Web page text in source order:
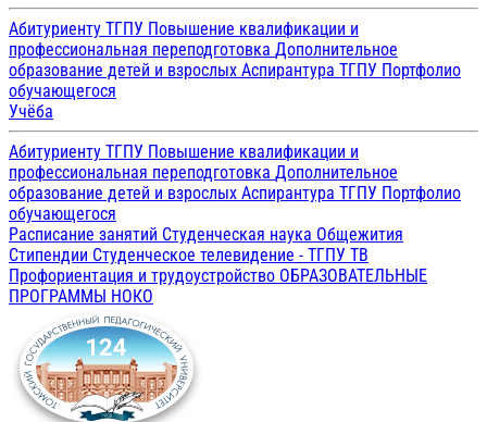
Абитуриенту ТГПУ Повышение квалификации и
профессиональная переподготовка Дополнительное
образование детей и взрослых Аспирантура ТГПУ Портфолио
обучающегося
Учёба
Абитуриенту ТГПУ Повышение квалификации и
профессиональная переподготовка Дополнительное
образование детей и взрослых Аспирантура ТГПУ Портфолио
обучающегося
Расписание занятий Студенческая наука Общежития
Стипендии Студенческое телевидение - ТГПУ ТВ
Профориентация и трудоустройство ОБРАЗОВАТЕЛЬНЫЕ
ПРОГРАММЫ НОКО